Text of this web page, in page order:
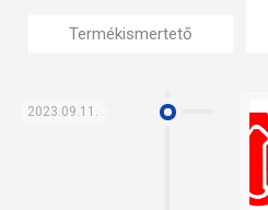
Termékismertető
2023.09.11.